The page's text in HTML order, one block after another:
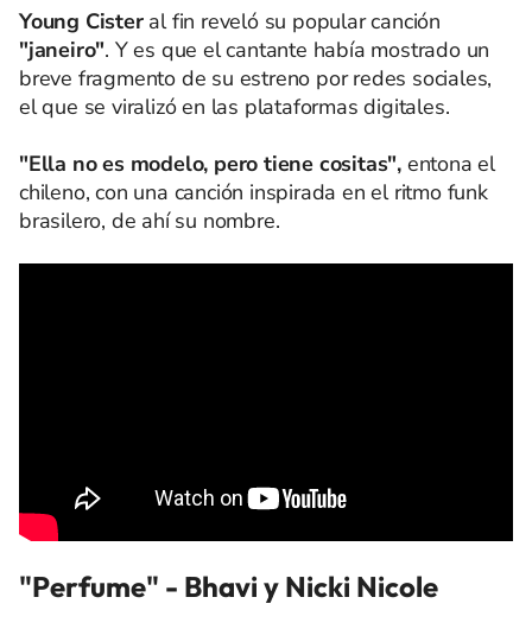
Young Cisteral fin reveló su popular canción
"janeiro". Y es que el cantante había mostrado un
breve fragmento de su estreno por redes sociales,
el que se viralizó en las plataformas digitales.
"Ella no es modelo, pero tiene cositas", entona el
chileno, con una canción inspirada en el ritmo funk
brasilero, de ahí su nombre.
"Perfume" - Bhavi y Nicki Nicole